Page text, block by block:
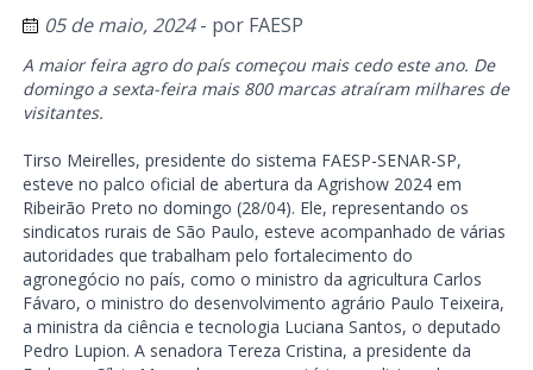
05 de maio, 2024- por FAESP
A maior feira agro do país começou mais cedo este ano. De
domingo a sexta-feira mais 800 marcas atraíram milhares de
visitantes.
Tirso Meirelles, presidente do sistema FAESP-SENAR-SP,
esteve no palco oficial de abertura da Agrishow 2024 em
Ribeirão Preto no domingo (28/04). Ele, representando os
sindicatos rurais de São Paulo, esteve acompanhado de várias
autoridades que trabalham pelo fortalecimento do
agronegócio no país, como o ministro da agricultura Carlos
Fávaro, o ministro do desenvolvimento agrário Paulo Teixeira,
a ministra da ciência e tecnologia Luciana Santos, o deputado
Pedro Lupion. A senadora Tereza Cristina, a presidente da